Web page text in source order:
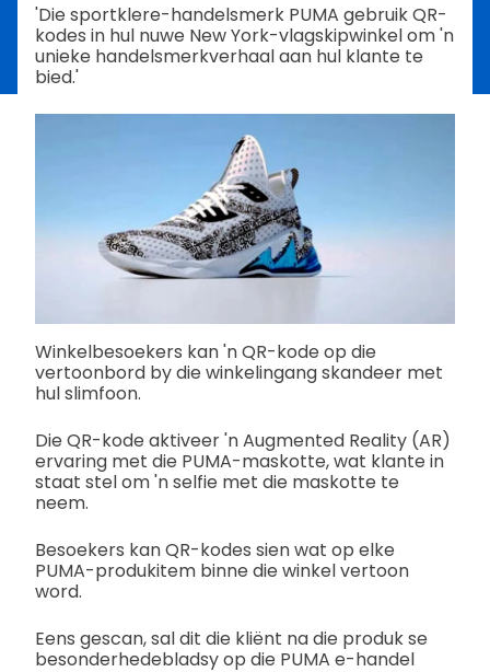
'Die sportklere-handelsmerk PUMA gebruik QR-
kodes in hul nuwe New York-vlagskipwinkel om 'n
unieke handelsmerkverhaal aan hul klante te
bied.'
Winkelbesoekers kan 'n QR-kode op die
vertoonbord by die winkelingang skandeer met
hul slimfoon.
Die QR-kode aktiveer 'n Augmented Reality (AR)
ervaring met die PUMA-maskotte, wat klante in
staat stel om 'n selfie met die maskotte te
neem.
Besoekers kan QR-kodes sien wat op elke
PUMA-produkitem binne die winkel vertoon
word.
Eens gescan, sal dit die kliënt na die produk se
besonderhedebladsy op die PUMA e-handel